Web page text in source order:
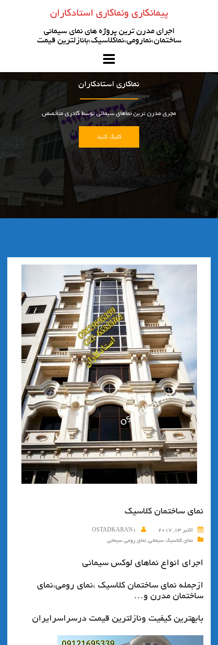
پیمانکاری ونماکاری استادکاران
اجرای مدرن ترین پروژه های نمای سیمانی
ساختمان،نمارومی،نماکلاسیک،بانازلترین قیمت
نماکاری استادکاران
مجری مدرن ترین نماهای سیمانی توسط کادری متخصص
کلیک کنید
نماي ساختمان كلاسيك
اکتبر 13, 2017
OSTADKARAN1
نمای کلاسیک سیمانی,نمای رومی سیمانی
اجراي انواع نماهاي لوكس سيماني
ازجمله نمای ساختمان کلاسیک ،نمای رومی،نمای
ساختمان مدرن و…
بابهترين كيفيت ونازلترين قيمت درسراسرایران